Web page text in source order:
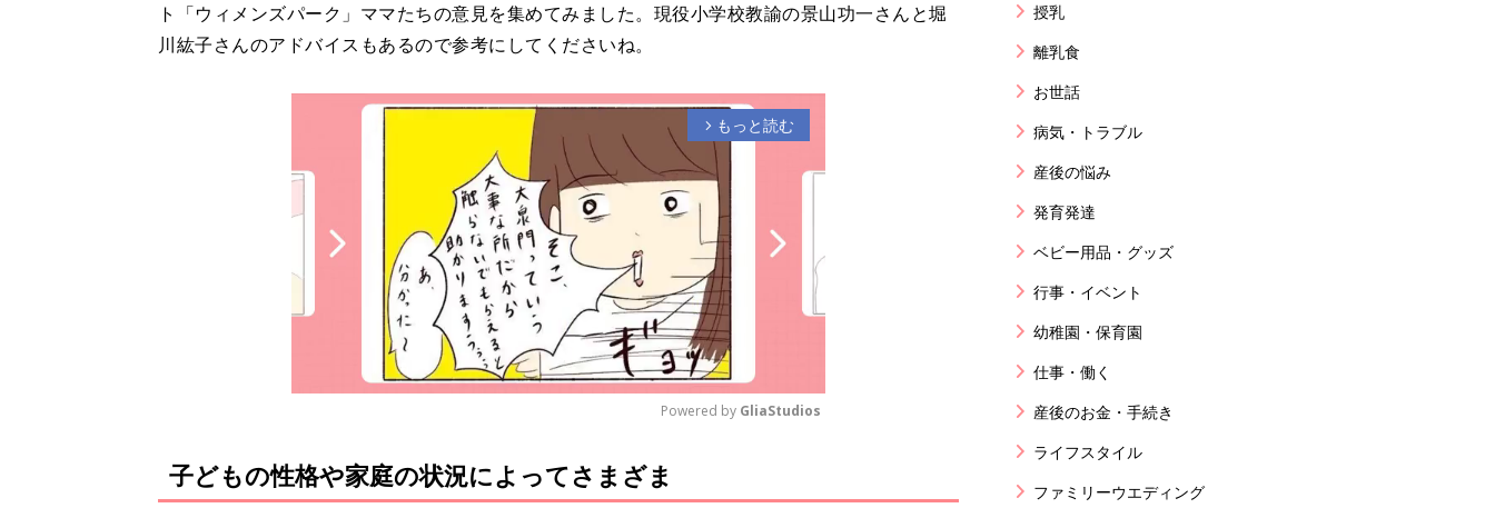
ト「ウィメンズパーク」ママたちの意見を集めてみました。現役小学校教諭の景山功一さんと堀
川紘子さんのアドバイスもあるので参考にしてくださいね。
arrow_forward_ios もっと読む
u
Powered by GliaStudios
子どもの性格や家庭の状況によってさまざま
授乳
離乳食
お世話
病気・トラブル
産後の悩み
発育発達
ベビー用品・グッズ
行事・イベント
幼稚園・保育園
仕事・働く
産後のお金・手続き
ライフスタイル
ファミリーウエディング